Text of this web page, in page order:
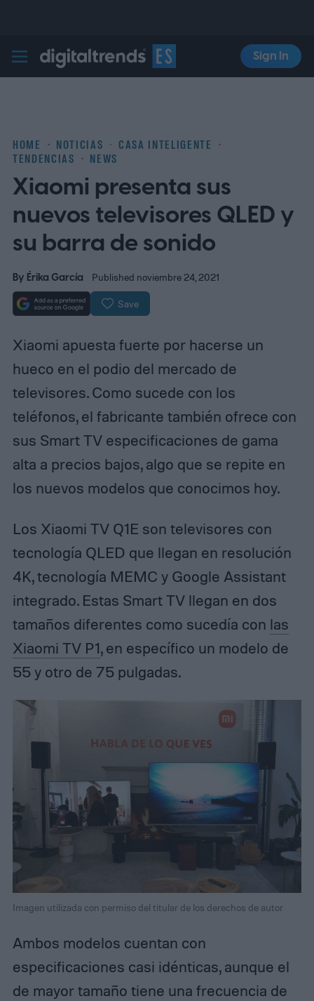
Digital Trends Español
Sign In
HOME NOTICIAS
CASA INTELIGENTE
TENDENCIAS
NEWS
Xiaomi presenta sus
nuevos televisores QLED y
su barra de sonido
By Érika García Published noviembre 24, 2021
Save
Xiaomi apuesta fuerte por hacerse un
hueco en el podio del mercado de
televisores. Como sucede con los
teléfonos, el fabricante también ofrece con
sus Smart TV especificaciones de gama
alta a precios bajos, algo que se repite en
los nuevos modelos que conocimos hoy.
Los Xiaomi TV Q1E son televisores con
tecnología QLED que llegan en resolución
4K, tecnología MEMC y Google Assistant
integrado. Estas Smart TV llegan en dos
tamaños diferentes como sucedía con las
Xiaomi TV P1, en específico un modelo de
55 y otro de 75 pulgadas.
Imagen utilizada con permiso del titular de los derechos de autor
Ambos modelos cuentan con
especificaciones casi idénticas, aunque el
de mayor tamaño tiene una frecuencia de